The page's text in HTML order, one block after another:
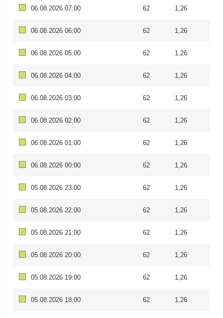
06.08.2026 07:00 62 1,26
06.08.2026 06:00 62 1,26
06.08.2026 05:00 62 1,26
06.08.2026 04:00 62 1,26
06.08.2026 03:00 62 1,26
06.08.2026 02:00 62 1,26
06.08.2026 01:00 62 1,26
06.08.2026 00:00 62 1,26
05.08.2026 23:00 62 1,26
05.08.2026 22:00 62 1,26
05.08.2026 21:00 62 1,26
05.08.2026 20:00 62 1,26
05.08.2026 19:00 62 1,26
05.08.2026 18:00 62 1,26